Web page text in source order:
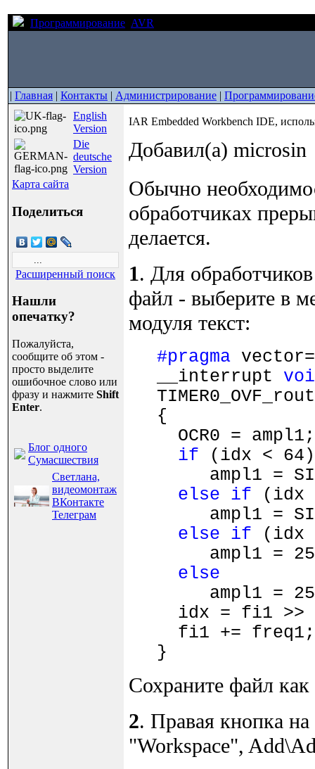
Программирование AVR
| Главная | Контакты | Администрирование |
English
Version
Die
deutsche
Version
Карта сайта
Поделиться
Расширенный поиск
Нашли
опечатку?
Пожалуйста,
сообщите об этом -
просто выделите
ошибочное слово или
фразу и нажмите Shift
Enter.
Блог одного
Сумасшествия
Светлана,
видеомонтаж
ВКонтакте
Телеграм
IAR Embedded Workbench IDE,
Добавил(а) microsin
Обычно
обработчиках
делается.
1. Для
файл - выберите в
модуля текст:
#pragma
__interrupt
{
OCR0 = ampl1;
if (idx < 64)
ampl1 =
else
if (idx
ampl1 =
else
if (idx
ampl1 =
else
ampl1 =
idx = fi1 >>
fi1 +=
}
Сохраните файл
2. Правая кнопка на
"Workspace",